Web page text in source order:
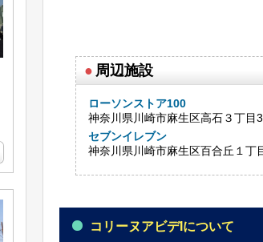
● 周辺施設
ローソンストア100
神奈川県川崎市麻生区高石３丁目
セブンイレブン
神奈川県川崎市麻生区百合丘１丁
コリーヌアビデIについて